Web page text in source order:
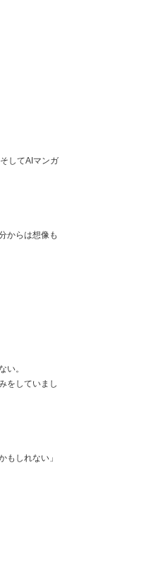
してAIマンガ
からは想像も
い。
をしていまし
もしれない」